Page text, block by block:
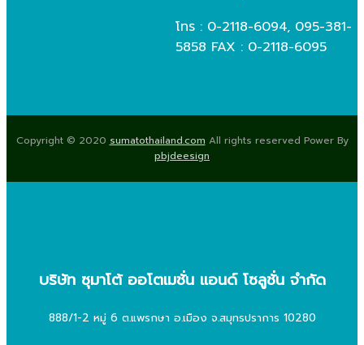
โทร : 0-2118-6094, 095-381-
5858 FAX : 0-2118-6095
Copyright © 2020 sumatothailand.com All rights reserved Power By
pbjdeesign
บริษัท ซุมาโต้ ออโตเมชั่น แอนด์ โซลูชั่น จำกัด
888/1-2 หมู่ 6 ต.แพรกษา อ.เมือง จ.สมุทรปราการ 10280